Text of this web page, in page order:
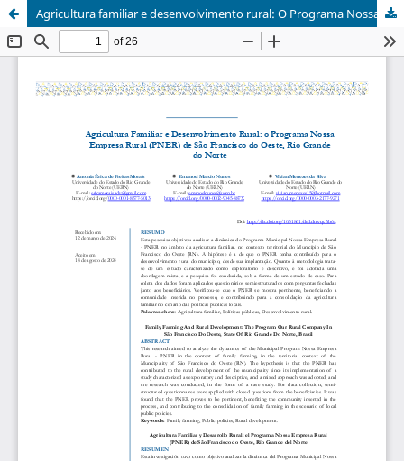
Agricultura familiar e desenvolvimento rural: O Programa Nossa Empresa Rural (PNER) de São Francisco do Oeste, Rio Grande do Norte